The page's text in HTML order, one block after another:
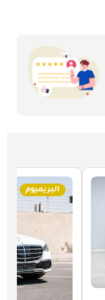
البريميوم